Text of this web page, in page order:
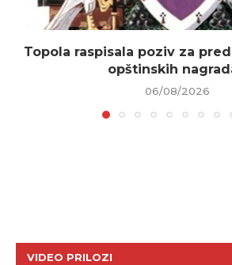
Topola raspisala poziv za
opštinskih
06/08/2026
VIDEO PRILOZI